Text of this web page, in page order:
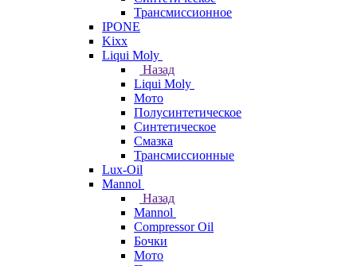
Трансмиссионное
IPONE
Kixx
Liqui Moly
Назад
Liqui Moly
Мото
Полусинтетическое
Синтетическое
Смазка
Трансмиссионные
Lux-Oil
Mannol
Назад
Mannol
Compressor Oil
Бочки
Мото